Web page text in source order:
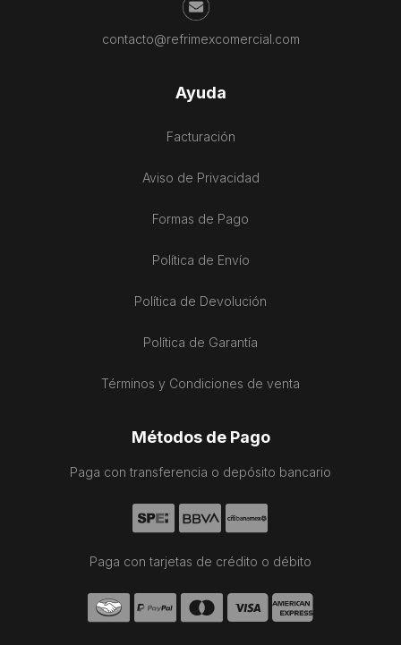
contacto@refrimexcomercial.com
Ayuda
Facturación
Aviso de Privacidad
Formas de Pago
Política de Envío
Política de Devolución
Política de Garantía
Términos y Condiciones de venta
Métodos de Pago
Paga con transferencia o depósito bancario
Paga con tarjetas de crédito o débito